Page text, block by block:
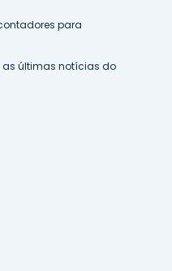
para
as últimas notícias do